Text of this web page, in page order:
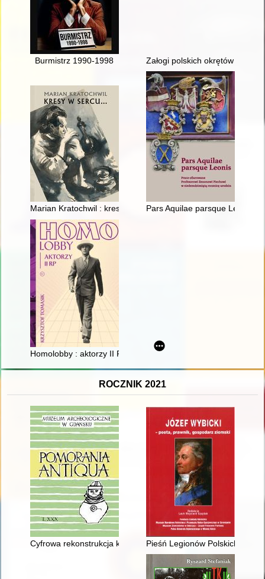
Burmistrz 1990-1998 Załogi polskich okrętów
Marian Kratochwil : kresy w sercu... : katalog wystawy
Pars Aquilae parsque Leonis :
Homolobby : aktorzy II RP
ROCZNIK 2021
Cyfrowa rekonstrukcja kadłuba wczesnośredniowiecznej
Pieśń Legionów Polskich we